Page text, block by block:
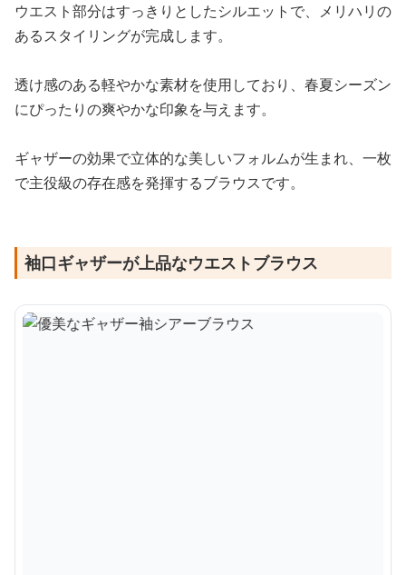
ウエスト部分はすっきりとしたシルエットで、メリハリの
あるスタイリングが完成します。
透け感のある軽やかな素材を使用しており、春夏シーズン
にぴったりの爽やかな印象を与えます。
ギャザーの効果で立体的な美しいフォルムが生まれ、一枚
で主役級の存在感を発揮するブラウスです。
袖口ギャザーが上品なウエストブラウス